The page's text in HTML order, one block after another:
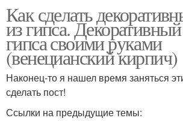
Как сделать
из гипса.
гипса своими руками
(венецианский кирпич)
Наконец-то я нашел время заняться
сделать пост!
Ссылки на предыдущие темы: